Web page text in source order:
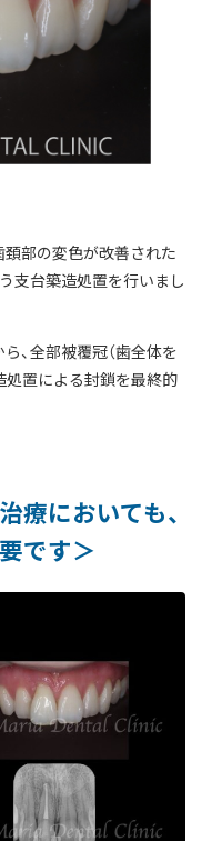
部の変色が改善された
支台築造処置を行いまし
、全部被覆冠（歯全体を
処置による封鎖を最終的
療においても、
です＞